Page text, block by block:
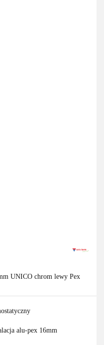
UNICO chrom lewy Pex
alu-pex 16mm